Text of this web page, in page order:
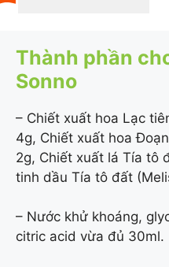
Thành phần
Sonno
– Chiết xuất hoa Lạc
4g, Chiết xuất hoa
2g, Chiết xuất lá Tía tô
tinh dầu Tía tô đất
– Nước khử khoáng,
citric acid vừa đủ 30ml.